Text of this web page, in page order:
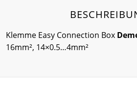
Klemme Easy Connection Box
16mm², 14×0.5…4mm²